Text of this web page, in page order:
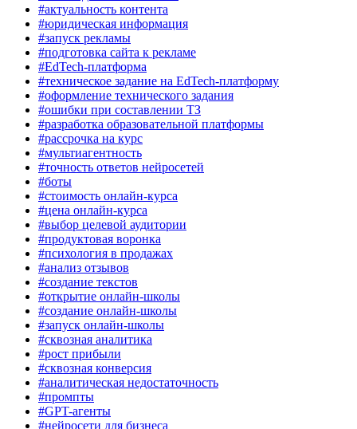
#актуальность контента
#юридическая информация
#запуск рекламы
#подготовка сайта к рекламе
#EdTech-платформа
#техническое задание на EdTech-платформу
#оформление технического задания
#ошибки при составлении ТЗ
#разработка образовательной платформы
#рассрочка на курс
#мультиагентность
#точность ответов нейросетей
#боты
#стоимость онлайн-курса
#цена онлайн-курса
#выбор целевой аудитории
#продуктовая воронка
#психология в продажах
#анализ отзывов
#создание текстов
#открытие онлайн-школы
#создание онлайн-школы
#запуск онлайн-школы
#сквозная аналитика
#рост прибыли
#сквозная конверсия
#аналитическая недостаточность
#промпты
#GPT-агенты
#нейросети для бизнеса